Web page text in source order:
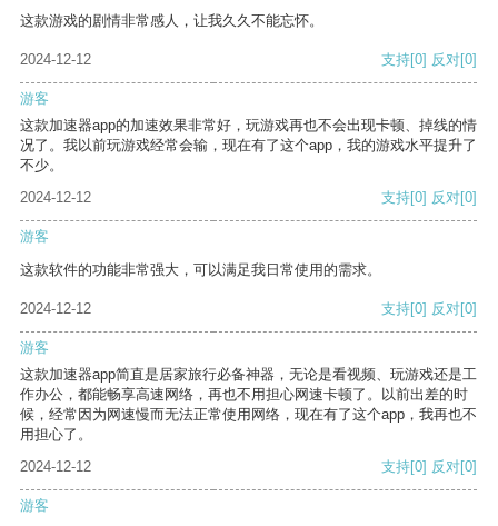
这款游戏的剧情非常感人，让我久久不能忘怀。
2024-12-12 支持[0] 反对[0]
游客
这款加速器app的加速效果非常好，玩游戏再也不会出现卡顿、掉线的情
况了。我以前玩游戏经常会输，现在有了这个app，我的游戏水平提升了
不少。
2024-12-12
支持[0] 反对[0]
游客
这款软件的功能非常强大，可以满足我日常使用的需求。
2024-12-12 支持[0] 反对[0]
游客
这款加速器app简直是居家旅行必备神器，无论是看视频、玩游戏还是工
作办公，都能畅享高速网络，再也不用担心网速卡顿了。以前出差的时
候，经常因为网速慢而无法正常使用网络，现在有了这个app，我再也不
用担心了。
2024-12-12
支持[0] 反对[0]
游客